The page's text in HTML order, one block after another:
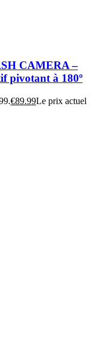
CAMERA –
pivotant à 180º
€89.99Le prix actuel